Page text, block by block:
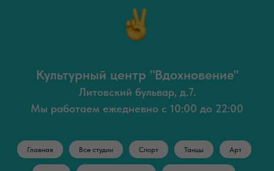
Культурный центр "Вдохновение"
Литовский бульвар, д.7.
Мы работаем ежедневно с 10:00 до 22:00
Главная Все студии Спорт Танцы Арт